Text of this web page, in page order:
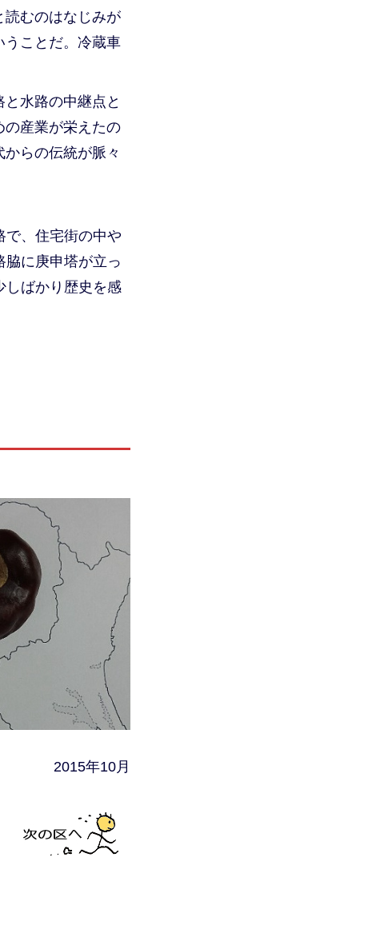
読むのはなじみが
うことだ。冷蔵車
水路の中継点と
の産業が栄えたの
らの伝統が脈々
で、住宅街の中や
脇に庚申塔が立っ
しばかり歴史を感
2015年10月